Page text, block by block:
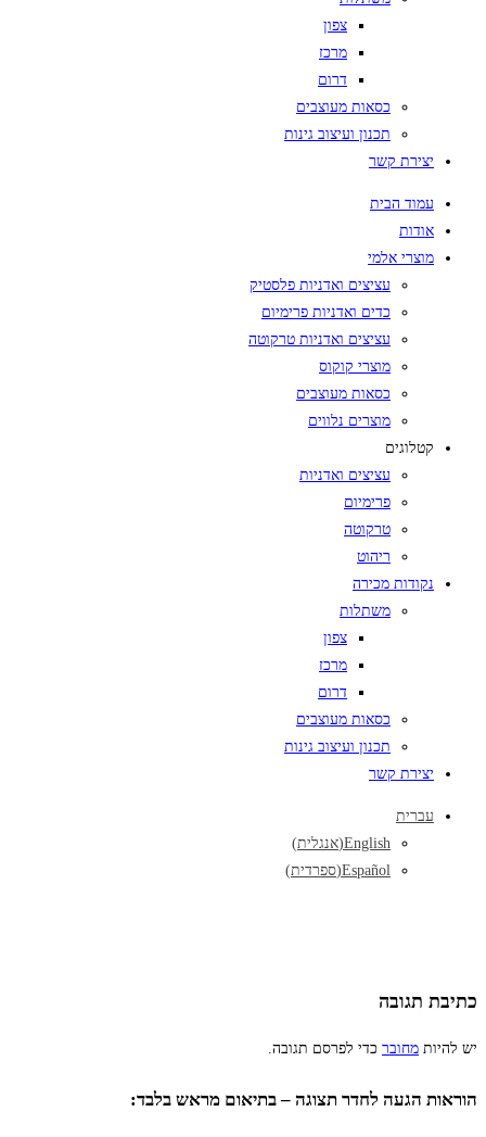
צפון
מרכז
דרום
כסאות מעוצבים
תכנון ועיצוב גינות
יצירת קשר
עמוד הבית
אודות
מוצרי אלמי
עציצים ואדניות פלסטיק
כדים ואדניות פרימיום
עציצים ואדניות טרקוטה
מוצרי קוקוס
כסאות מעוצבים
מוצרים נלווים
קטלוגים
עציצים ואדניות
פרימיום
טרקוטה
ריהוט
נקודות מכירה
משתלות
צפון
מרכז
דרום
כסאות מעוצבים
תכנון ועיצוב גינות
יצירת קשר
עברית
English
(אנגלית)
Español
(ספרדית)
כתיבת תגובה
יש להיות מחובר כדי לפרסם תגובה.
הוראות הגעה לחדר תצוגה – בתיאום מראש בלבד: